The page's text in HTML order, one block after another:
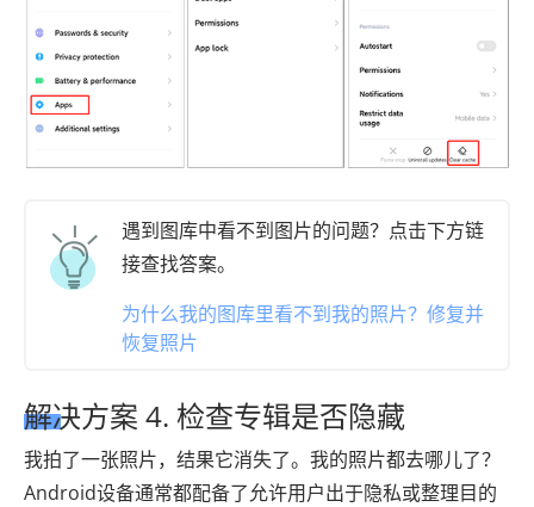
遇到图库中看不到图片的问题？点击下方链
接查找答案。
为什么我的图库里看不到我的照片？修复并
恢复照片
解决方案 4. 检查专辑是否隐藏
我拍了一张照片，结果它消失了。我的照片都去哪儿了？
Android设备通常都配备了允许用户出于隐私或整理目的